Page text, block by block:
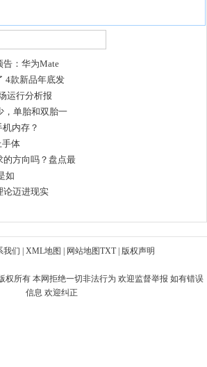
告：华为Mate
4款新品年底发
运行分析报
，单胎和双胎一
内存？
手体
的方向吗？盘点最
如
论迈进现实
我们 | XML地图 | 网站地图TXT| 版权声明
权所有 本网拒绝一切非法行为 欢迎监督举报 如有错误
信息 欢迎纠正